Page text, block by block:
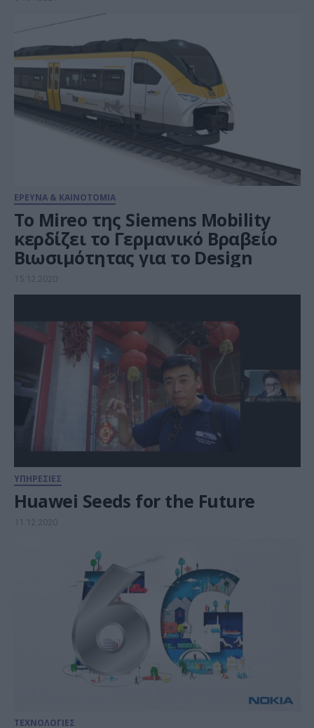
ΕΡΕΥΝΑ & ΚΑΙΝΟΤΟΜΙΑ
Το Mireo της Siemens Mobility
κερδίζει το Γερμανικό Βραβείο
Βιωσιμότητας για το Design
15.12.2020
ΥΠΗΡΕΣΙΕΣ
Huawei Seeds for the Future
11.12.2020
ΤΕΧΝΟΛΟΓΙΕΣ